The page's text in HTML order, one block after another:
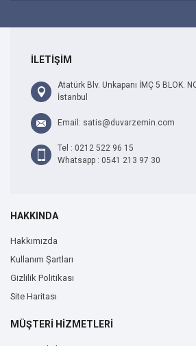
İLETİŞİM
Atatürk Blv. Unkapanı İMÇ 5 BLOK.
İstanbul
Email: satis@duvarzemin.com
Tel : 0212 522 96 15
Whatsapp : 0541 213 97 30
HAKKINDA
Hakkımızda
Kullanım Şartları
Gizlilik Politikası
Site Haritası
MÜŞTERİ HİZMETLERİ